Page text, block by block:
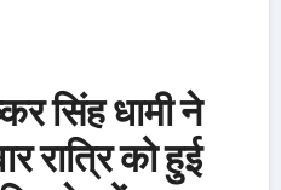
सिंह धामी ने
रात्रि को हुई